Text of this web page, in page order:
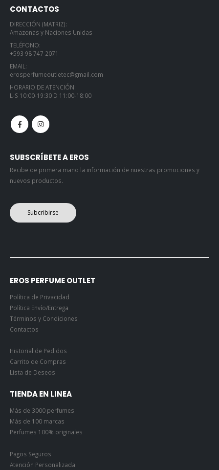
CONTACTOS
DIRECCIÓN (MATRIZ):
Amazonas y Naciones Unidas
TELÉFONO:
+593 98 747 2071
EMAIL:
erosperfumeoutletec@gmail.com
HORARIO DE ATENCIÓN:
L-S 10:00-19:30 D 11:00-18:00
SUBSCRÍBETE A EROS
Recibe de primera mano la información de nuestras promociones y
nuevos productos.
Subcribirse
EROS PERFUME OUTLET
Política de Privacidad
Política Envío/Entrega
Términos y Condiciones
Contactos
Historial de Pedidos
Carrito de Compras
Lista de Deseos
TIENDA EN LINEA
Más de 3000 perfumes
Más de 100 marcas
Perfumes 100% originales
Pagos Seguros
Atención Personalizada